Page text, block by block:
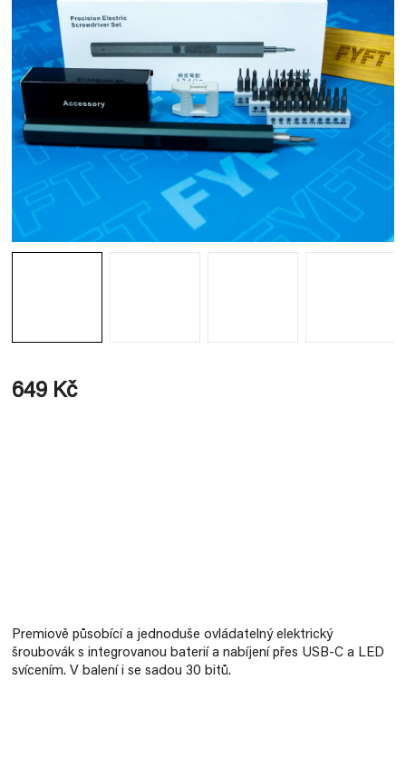
649 Kč
Premiově působící a jednoduše ovládatelný elektrický
šroubovák s integrovanou baterií a nabíjení přes USB-C a LED
svícením. V balení i se sadou 30 bitů.